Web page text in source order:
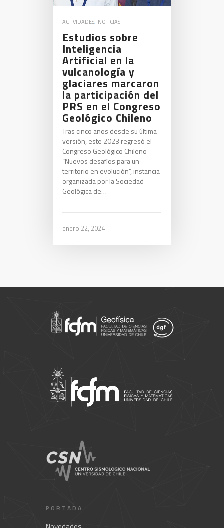
ACTIVIDADES, NOTICIAS
Estudios sobre
Inteligencia
Artificial en la
vulcanología y
glaciares marcaron
la participación del
PRS en el Congreso
Geológico Chileno
Tras cinco años desde su última
versión, este 2023 regresó el
Congreso Geológico Chileno
“Nuevos desafíos para un
territorio en evolución”, instancia
organizada por la Sociedad
Geológica de…
enero 22, 2024
PORTADA